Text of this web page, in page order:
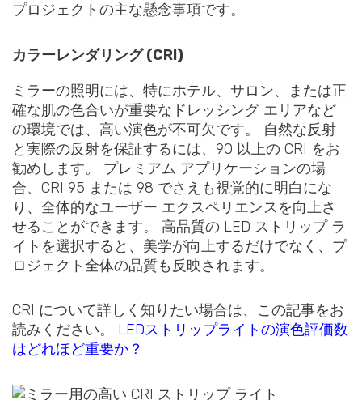
プロジェクトの主な懸念事項です。
カラーレンダリング (CRI)
ミラーの照明には、特にホテル、サロン、または正
確な肌の色合いが重要なドレッシング エリアなど
の環境では、高い演色が不可欠です。 自然な反射
と実際の反射を保証するには、90 以上の CRI をお
勧めします。 プレミアム アプリケーションの場
合、CRI 95 または 98 でさえも視覚的に明白にな
り、全体的なユーザー エクスペリエンスを向上さ
せることができます。 高品質の LED ストリップ ラ
イトを選択すると、美学が向上するだけでなく、プ
ロジェクト全体の品質も反映されます。
CRI について詳しく知りたい場合は、この記事をお
読みください。 LEDストリップライトの演色評価数
はどれほど重要か？